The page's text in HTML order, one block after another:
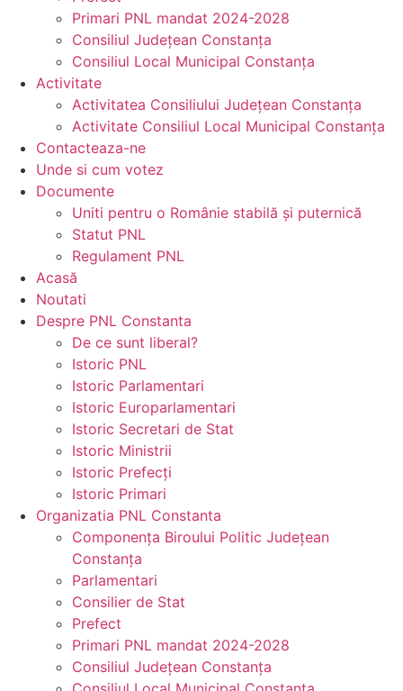
Primari PNL mandat 2024-2028
Consiliul Județean Constanța
Consiliul Local Municipal Constanța
Activitate
Activitatea Consiliului Județean Constanța
Activitate Consiliul Local Municipal Constanța
Contacteaza-ne
Unde si cum votez
Documente
Uniti pentru o Românie stabilă și puternică
Statut PNL
Regulament PNL
Acasă
Noutati
Despre PNL Constanta
De ce sunt liberal?
Istoric PNL
Istoric Parlamentari
Istoric Europarlamentari
Istoric Secretari de Stat
Istoric Ministrii
Istoric Prefecți
Istoric Primari
Organizatia PNL Constanta
Componența Biroului Politic Județean
Constanța
Parlamentari
Consilier de Stat
Prefect
Primari PNL mandat 2024-2028
Consiliul Județean Constanța